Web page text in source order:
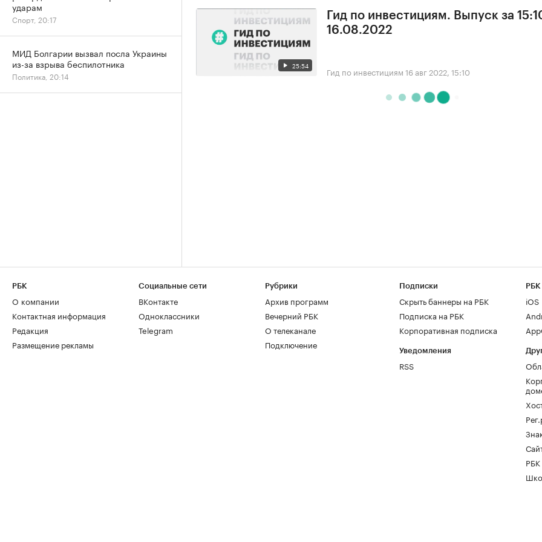
25:54
Гид по инвестициям. Выпуск за
16.08.2022
Гид по инвестициям 16 авг 2022, 15:10
ударам
Спорт, 20:17
МИД Болгарии вызвал посла Украины
из-за взрыва беспилотника
Политика, 20:14
РБК
О компании
Контактная информация
Редакция
Размещение рекламы
Социальные сети
ВКонтакте
Одноклассники
Telegram
Рубрики
Архив программ
Вечерний РБК
О телеканале
Подключение
Подписки
Скрыть баннеры на РБК
Подписка на РБК
Корпоративная подписка
Уведомления
RSS
РБК
iOS